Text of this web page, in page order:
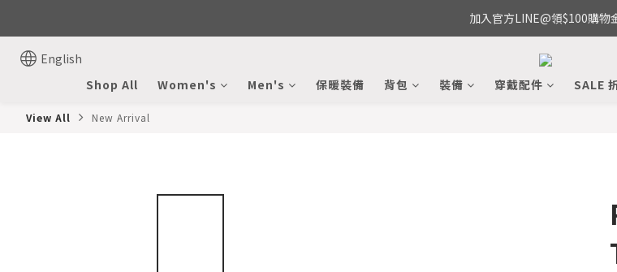
加入官方LINE@領$100購物
English
Shop All Women's Men's 保暖裝備 背包 裝備 穿戴配件 SALE
View All New Arrival